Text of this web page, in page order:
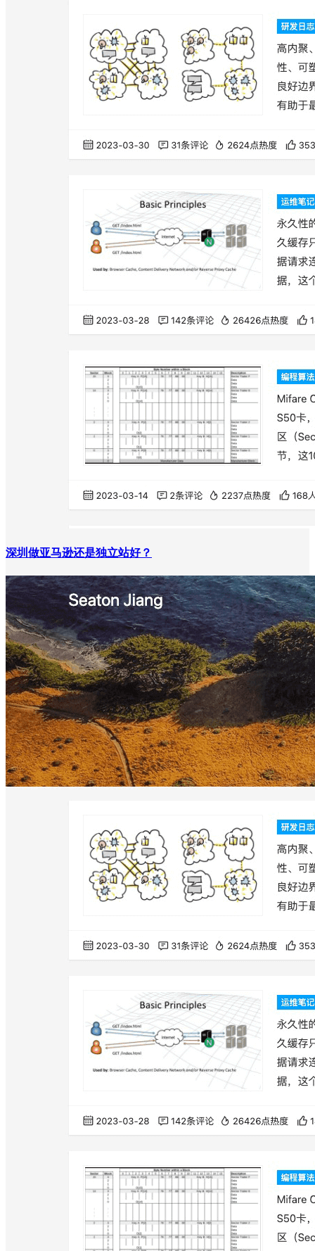
深圳做亚马逊还是独立站好？